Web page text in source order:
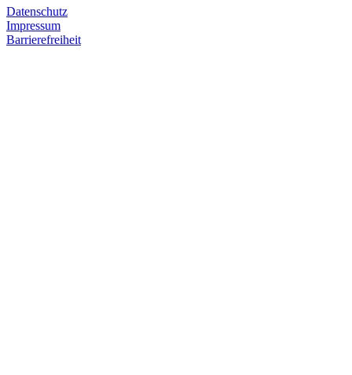
Datenschutz
Impressum
Barrierefreiheit